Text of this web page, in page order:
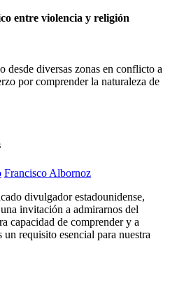
entre violencia y religión
desde diversas zonas en conflicto a
por comprender la naturaleza de
Francisco Albornoz
divulgador estadounidense,
invitación a admirarnos del
capacidad de comprender y a
requisito esencial para nuestra